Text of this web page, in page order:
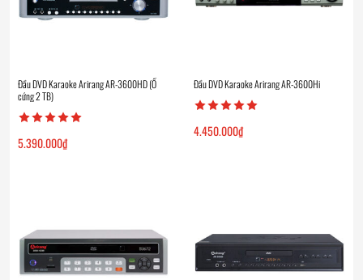
Đầu DVD Karaoke Arirang AR-3600HD (Ổ
cứng 2 TB)
5.390.000₫
Đầu DVD Karaoke Arirang AR-3600Hi
4.450.000₫